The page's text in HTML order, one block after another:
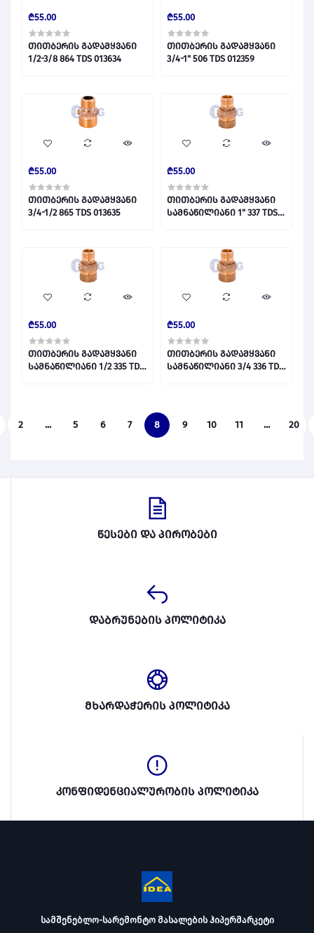
₾55.00
თითბერის გადამყვანი
1/2-3/8 864 TDS 013634
₾55.00
თითბერის გადამყვანი
3/4-1" 506 TDS 012359
₾55.00
თითბერის გადამყვანი
3/4-1/2 865 TDS 013635
₾55.00
თითბერის გადამყვანი
სამნაწილიანი 1" 337 TDS
₾55.00
თითბერის გადამყვანი
სამნაწილიანი 1/2 335 TDS
₾55.00
თითბერის გადამყვანი
სამნაწილიანი 3/4 336 TDS
2 ... 5 6 7 8 9 10 11 ... 20
წესები და პირობები
დაბრუნების პოლიტიკა
მხარდაჭერის პოლიტიკა
კონფიდენციალურობის პოლიტიკა
სამშენებლო-სარემონტო მასალების ჰიპერმარკეტი